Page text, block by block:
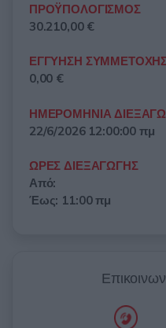
ΠΡΟΫΠΟΛΟΓΙΣΜΟΣ
30.210,00 €
ΕΓΓΥΗΣΗ
0,00 €
ΗΜΕΡΟΜΗΝΙΑ
22/6/2026 12:00:00 πμ
ΩΡΕΣ ΔΙΕΞΑΓΩΓΗΣ
Από:
Έως: 11:00 πμ